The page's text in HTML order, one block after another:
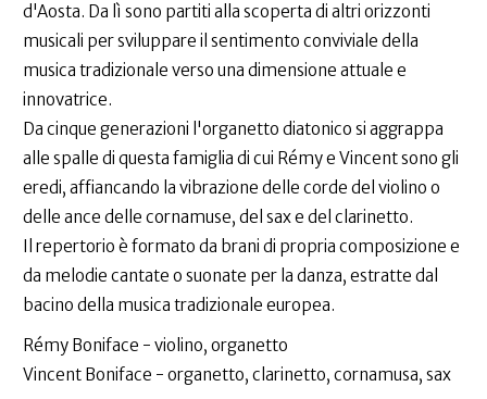
d'Aosta. Da lì sono partiti alla scoperta di altri orizzonti
musicali per sviluppare il sentimento conviviale della
musica tradizionale verso una dimensione attuale e
innovatrice.
Da cinque generazioni l'organetto diatonico si aggrappa
alle spalle di questa famiglia di cui Rémy e Vincent sono gli
eredi, affiancando la vibrazione delle corde del violino o
delle ance delle cornamuse, del sax e del clarinetto.
Il repertorio è formato da brani di propria composizione e
da melodie cantate o suonate per la danza, estratte dal
bacino della musica tradizionale europea.
Rémy Boniface - violino, organetto
Vincent Boniface - organetto, clarinetto, cornamusa, sax